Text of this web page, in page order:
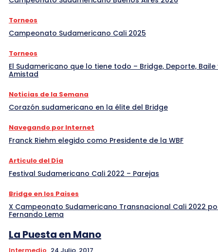
Torneos
Campeonato Sudamericano Cali 2025
Torneos
El Sudamericano que lo tiene todo – Bridge, Deporte, Baile
Amistad
Noticias de la Semana
Corazón sudamericano en la élite del Bridge
Navegando por Internet
Franck Riehm elegido como Presidente de la WBF
Articulo del Día
Festival Sudamericano Cali 2022 – Parejas
Bridge en los Paises
X Campeonato Sudamericano Transnacional Cali 2022
Fernando Lema
La Puesta en Mano
Intermedio 24 Julio, 2017